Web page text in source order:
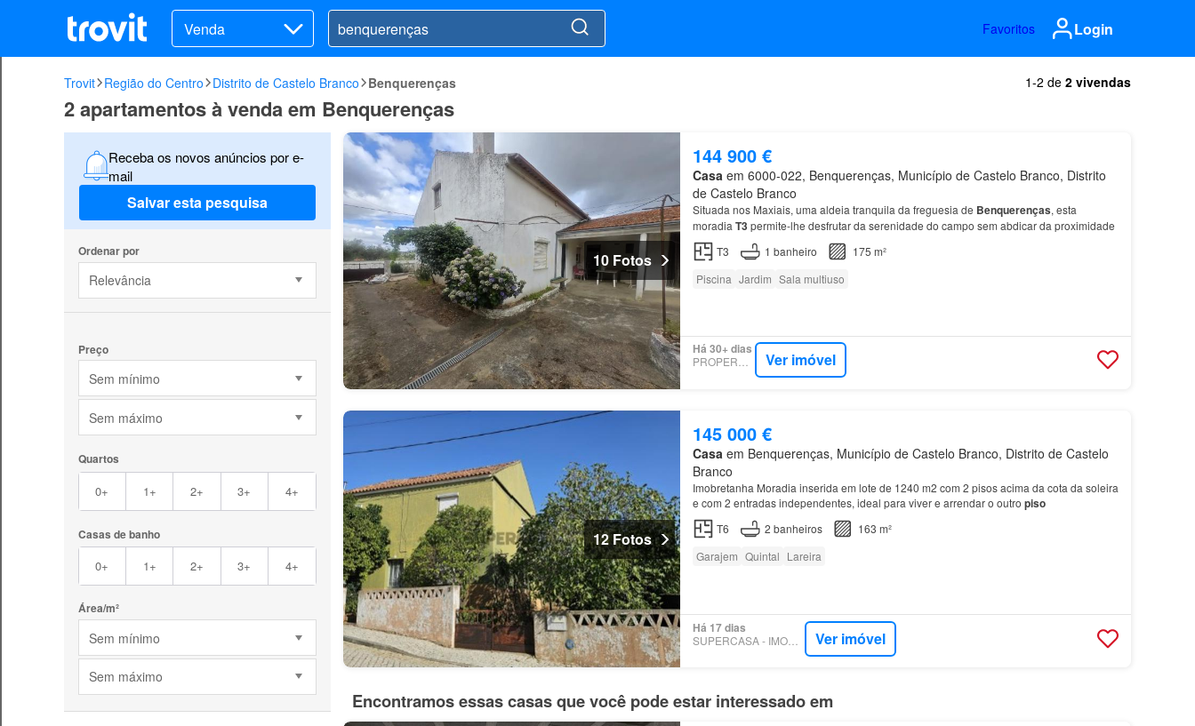
Venda Favoritos Login
Trovit Região do Centro Distrito de Castelo Branco Benquerenças 1-2 de 2 vivendas
2 apartamentos à venda em Benquerenças
Receba os novos anúncios por e-
mail
Salvar esta pesquisa
Ordenar por
Relevância
Preço
Sem mínimo
Sem máximo
Quartos
0+ 1+ 2+ 3+ 4+
Casas de banho
0+ 1+ 2+ 3+ 4+
Área/m²
Sem mínimo
Sem máximo
10 Fotos
144 900 €
Casaem 6000-022, Benquerenças, Município de Castelo Branco, Distrito
de Castelo Branco
Situada nos Maxiais, uma aldeia tranquila da freguesia de Benquerenças, esta
moradia T3permite-lhe desfrutar da serenidade do campo sem abdicar da proximidade
T3
1 banheiro
175 m²
Piscina Jardim Sala multiuso
Há 30+ dias
PROPERSTAR Ver imóvel
12 Fotos
145 000 €
Casa em Benquerenças, Município de Castelo Branco, Distrito de Castelo
Branco
Imobretanha Moradia inserida em lote de 1240 m2 com 2 pisos acima da cota da soleira
e com 2 entradas independentes, ideal para viver e arrendar o outro piso
T6 2 banheiros
163 m²
Garajem Quintal Lareira
Há 17 dias
SUPERCASA - IMOBRETANHA Ver imóvel
Encontramos essas casas que você pode estar interessado em